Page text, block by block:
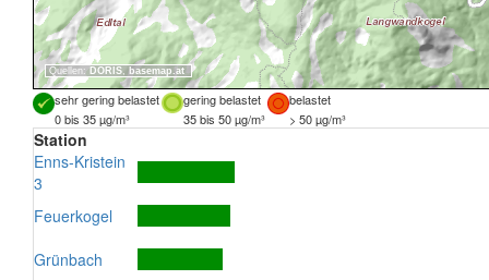
Quellen: DORIS, basemap.at
sehr gering belastet gering belastet
belastet
0 bis 35 µg/m³
35 bis 50 µg/m³ > 50 µg/m³
Station
Enns-Kristein
3
Feuerkogel
Grünbach